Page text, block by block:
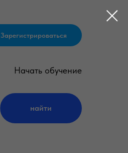
Зарегистрироваться
Начать обучение
найти